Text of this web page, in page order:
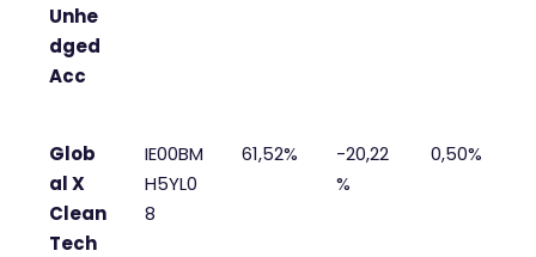
Unhe
dged
Acc
Glob
al X
Clean
Tech
IE00BM
H5YL0
8
61,52%
-20,22
%
0,50%